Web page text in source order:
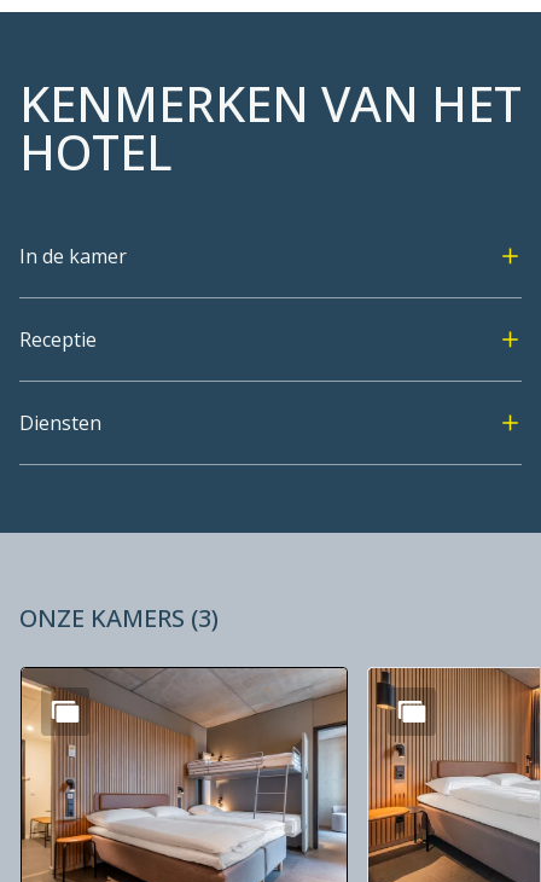
KENMERKEN VAN HET
HOTEL
In de kamer
Receptie
Diensten
ONZE KAMERS (3)
Dia 1 van 3